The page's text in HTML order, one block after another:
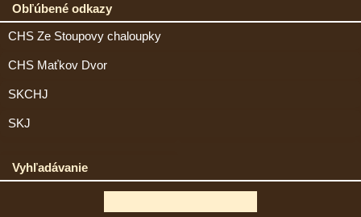
Obľúbené odkazy
CHS Ze Stoupovy chaloupky
CHS Maťkov Dvor
SKCHJ
SKJ
Vyhľadávanie